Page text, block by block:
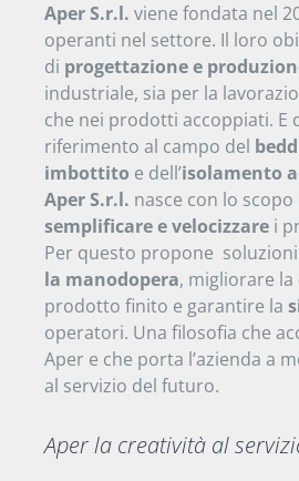
Aper S.r.l. viene fondata nel
operanti nel settore. Il loro
di progettazione e
industriale, sia per la
che nei prodotti accoppiati. E
riferimento al campo del
imbottito e dell’isolamento
Aper S.r.l. nasce con lo scopo
semplificare e velocizzare i
Per questo propone
la manodopera, migliorare la
prodotto finito e garantire la
operatori. Una filosofia che
Aper e che porta l’azienda a
al servizio del futuro.
Aper la creatività al